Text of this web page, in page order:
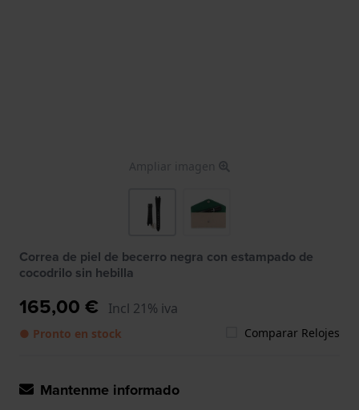
Ampliar imagen
Correa de piel de becerro negra con estampado de
cocodrilo sin hebilla
165,00 € Incl 21% iva
● Pronto en stock Comparar Relojes
Mantenme informado